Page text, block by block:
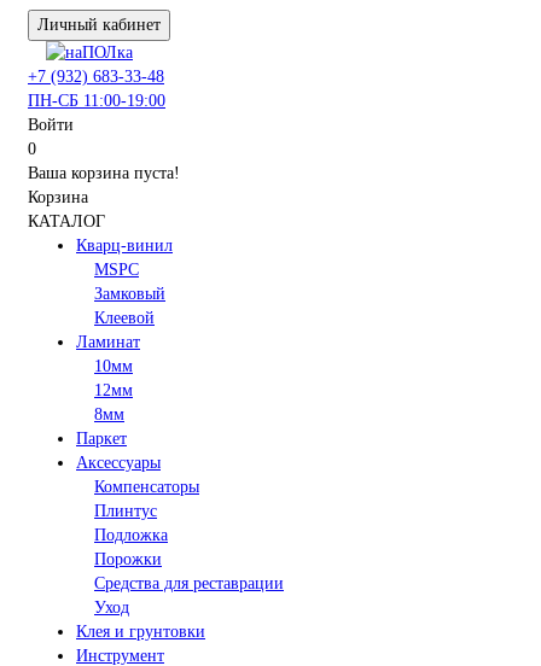
Личный кабинет
+7 (932) 683-33-48
ПН-СБ 11:00-19:00
Войти
0
Ваша корзина пуста!
Корзина
КАТАЛОГ
Кварц-винил
MSPC
Замковый
Клеевой
Ламинат
10мм
12мм
8мм
Паркет
Аксессуары
Компенсаторы
Плинтус
Подложка
Порожки
Средства для реставрации
Уход
Клея и грунтовки
Инструмент